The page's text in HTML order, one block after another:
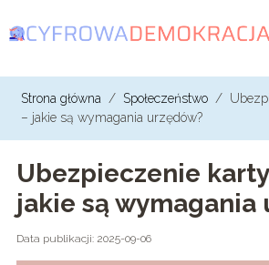
Strona główna / Społeczeństwo /
– jakie są wymagania urzędów?
Ubezpieczenie
jakie są wymagania
Data publikacji: 2025-09-06